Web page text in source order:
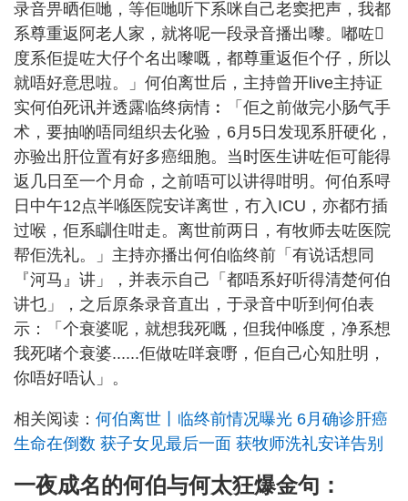
录音畀晒佢哋，等佢哋听下系咪自己老窦把声，我都
系尊重返阿老人家，就将呢一段录音播出嚟。嘟咗𠮶
度系佢提咗大仔个名出嚟嘅，都尊重返佢个仔，所以
就唔好意思啦。」何伯离世后，主持曾开live主持证
实何伯死讯并透露临终病情︰「佢之前做完小肠气手
术，要抽啲唔同组织去化验，6月5日发现系肝硬化，
亦验出肝位置有好多癌细胞。当时医生讲咗佢可能得
返几日至一个月命，之前唔可以讲得咁明。何伯系㖊
日中午12点半喺医院安详离世，冇入ICU，亦都冇插
过喉，佢系瞓住咁走。离世前两日，有牧师去咗医院
帮佢洗礼。」主持亦播出何伯临终前「有说话想同
『河马』讲」，并表示自己「都唔系好听得清楚何伯
讲乜」，之后原条录音直出，于录音中听到何伯表
示：「个衰婆呢，就想我死嘅，但我仲喺度，净系想
我死啫个衰婆......佢做咗咩衰嘢，佢自己心知肚明，
你唔好唔认」。
相关阅读： 何伯离世丨临终前情况曝光 6月确诊肝癌
生命在倒数 获子女见最后一面 获牧师洗礼安详告别
一夜成名的何伯与何太狂爆金句：